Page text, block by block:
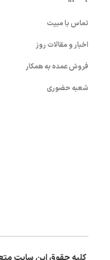
تماس با مبیت
اخبار و مقالات روز
فروش عمده به همکار
شعبه حضوری